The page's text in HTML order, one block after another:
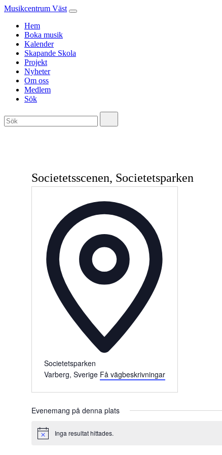
Musikcentrum Väst
Hem
Boka musik
Kalender
Skapande Skola
Projekt
Nyheter
Om oss
Medlem
Sök
Societetsscenen, Societetsparken
Societetsparken
Varberg, Sverige Få vägbeskrivningar
Evenemang på denna plats
Notis Inga resultat hittades.